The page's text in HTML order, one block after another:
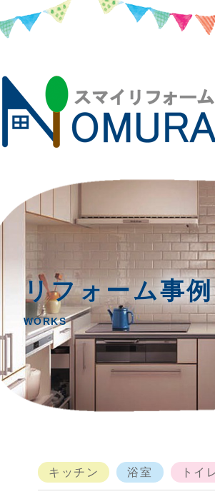
リフォーム事例
WORKS
キッチン 浴室 トイ